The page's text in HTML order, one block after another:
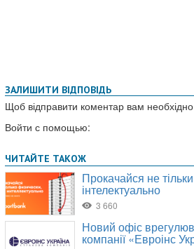
ЗАЛИШИТИ ВІДПОВІДЬ
Щоб відправити коментар вам необхідно
Войти с помощью: